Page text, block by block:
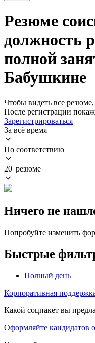
Резюме
должность
полной
Бабушкине
Чтобы видеть все резюме,
После регистрации
Зарегистрироваться
За всё время
По соответствию
20 резюме
Ничего не
Попробуйте изменить
Быстрые
Полный день
Корпоративная
Какой соцпакет вы
Оформляйте кандидатов